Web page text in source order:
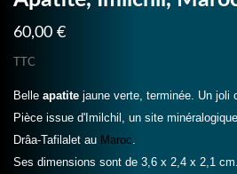
60,00 €
TTC
Belle apatite jaune verte, terminée. Un joli
Pièce issue d'Imilchil, un site
Drâa-Tafilalet au Maroc
Ses dimensions sont de 3,6 x 2,4 x 2,1 cm.